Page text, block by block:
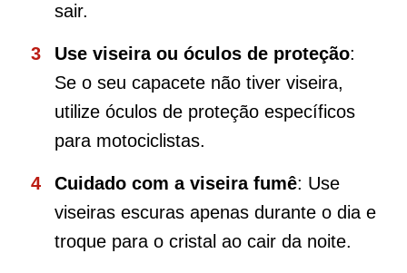
sair.
Use viseira ou óculos de proteção:
Se o seu capacete não tiver viseira,
utilize óculos de proteção específicos
para motociclistas.
Cuidado com a viseira fumê: Use
viseiras escuras apenas durante o dia e
troque para o cristal ao cair da noite.